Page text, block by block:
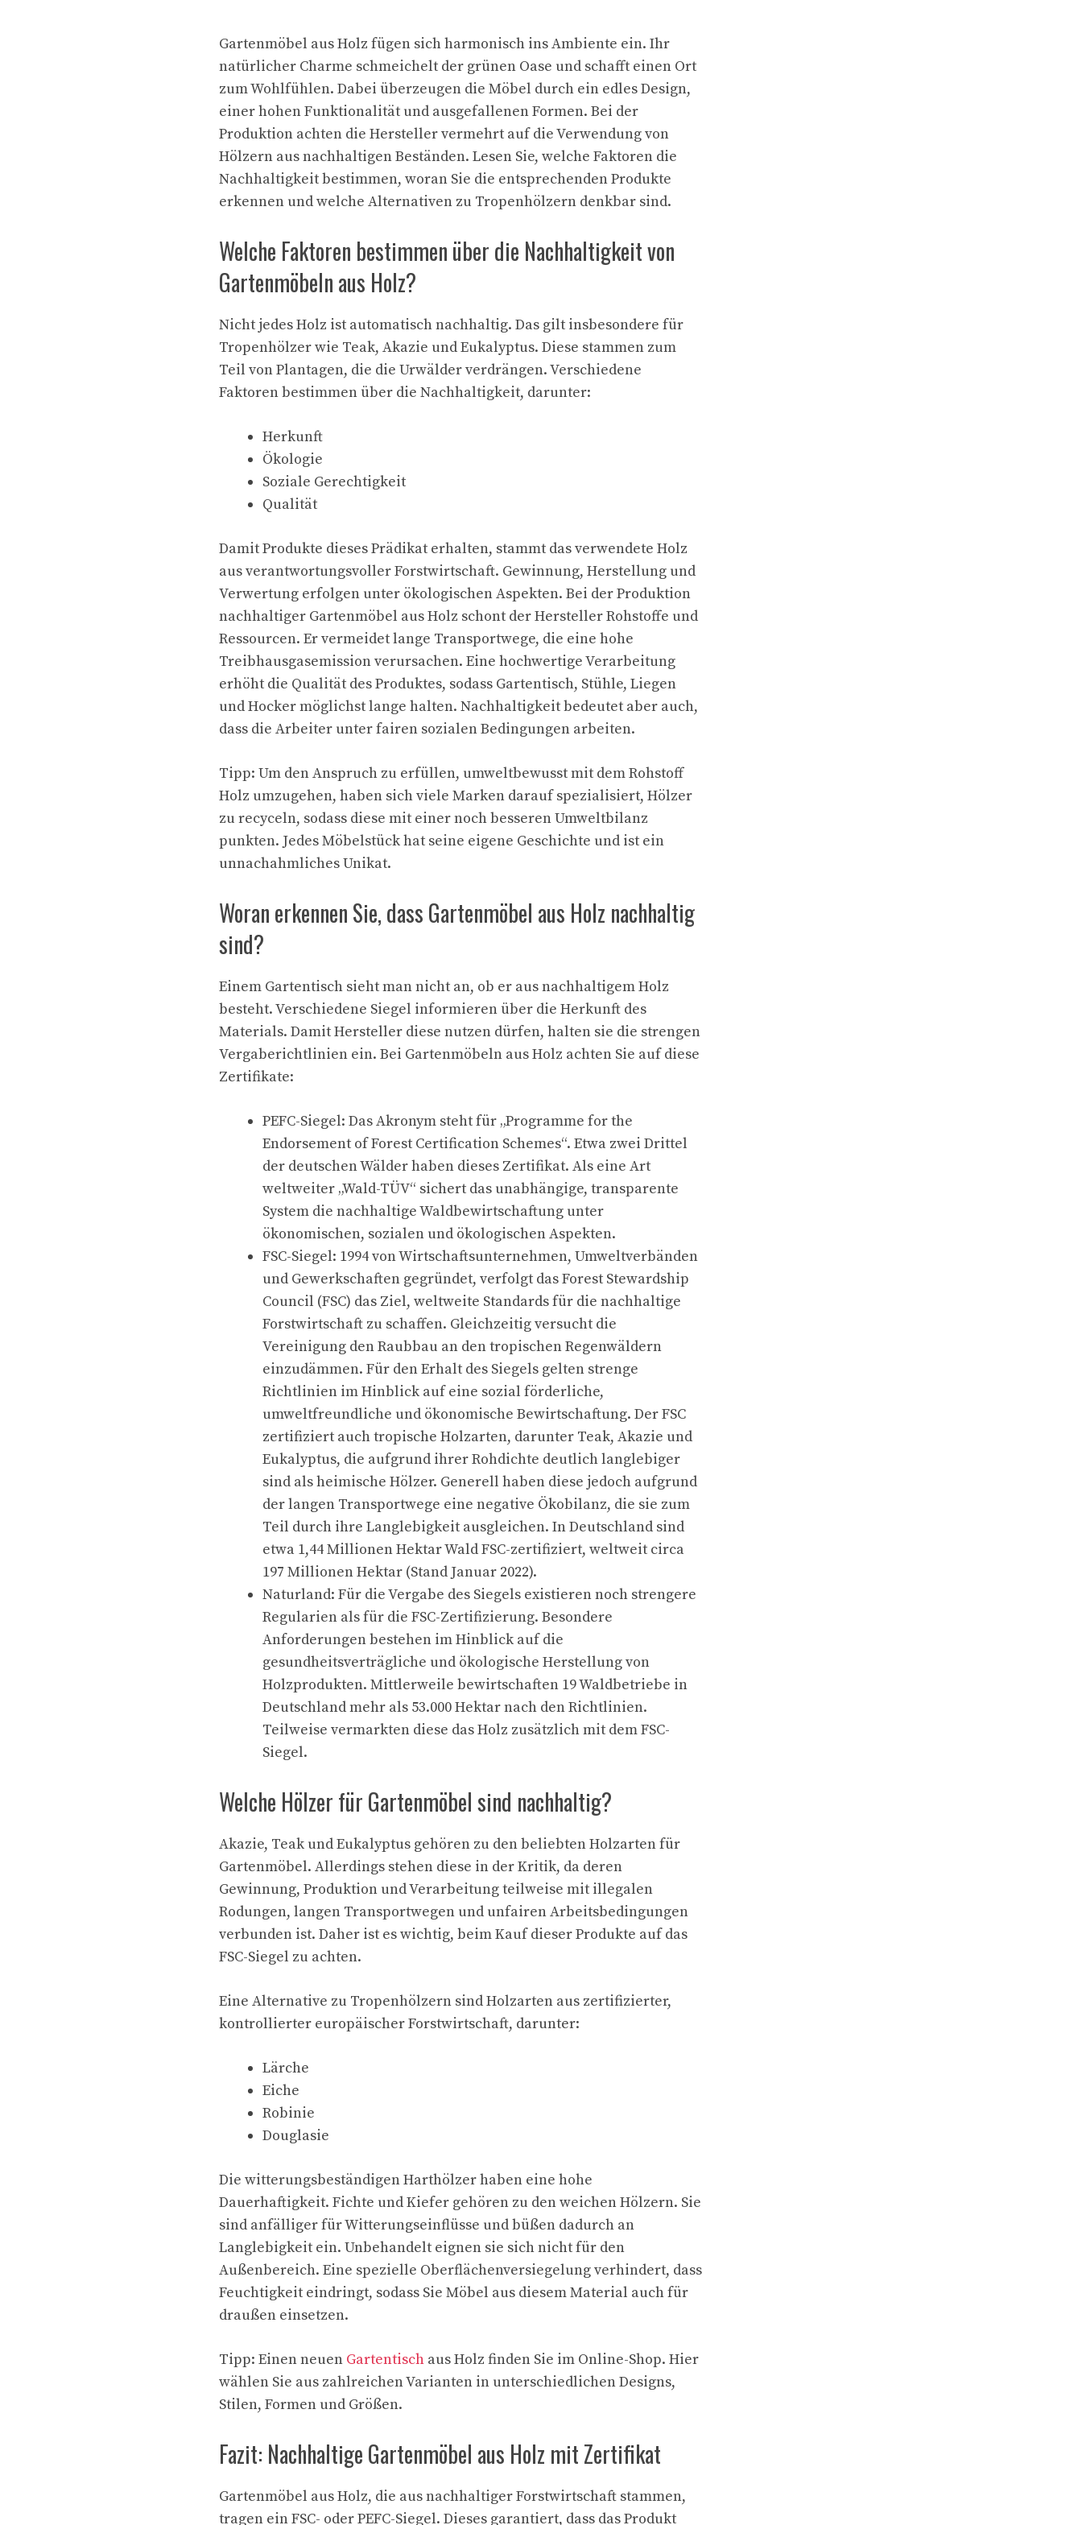
Gartenmöbel aus Holz fügen sich harmonisch ins Ambiente ein. Ihr
natürlicher Charme schmeichelt der grünen Oase und schafft einen Ort
zum Wohlfühlen. Dabei überzeugen die Möbel durch ein edles Design,
einer hohen Funktionalität und ausgefallenen Formen. Bei der
Produktion achten die Hersteller vermehrt auf die Verwendung von
Hölzern aus nachhaltigen Beständen. Lesen Sie, welche Faktoren die
Nachhaltigkeit bestimmen, woran Sie die entsprechenden Produkte
erkennen und welche Alternativen zu Tropenhölzern denkbar sind.
Welche Faktoren bestimmen über die Nachhaltigkeit von
Gartenmöbeln aus Holz?
Nicht jedes Holz ist automatisch nachhaltig. Das gilt insbesondere für
Tropenhölzer wie Teak, Akazie und Eukalyptus. Diese stammen zum
Teil von Plantagen, die die Urwälder verdrängen. Verschiedene
Faktoren bestimmen über die Nachhaltigkeit, darunter:
Herkunft
Ökologie
Soziale Gerechtigkeit
Qualität
Damit Produkte dieses Prädikat erhalten, stammt das verwendete Holz
aus verantwortungsvoller Forstwirtschaft. Gewinnung, Herstellung und
Verwertung erfolgen unter ökologischen Aspekten. Bei der Produktion
nachhaltiger Gartenmöbel aus Holz schont der Hersteller Rohstoffe und
Ressourcen. Er vermeidet lange Transportwege, die eine hohe
Treibhausgasemission verursachen. Eine hochwertige Verarbeitung
erhöht die Qualität des Produktes, sodass Gartentisch, Stühle, Liegen
und Hocker möglichst lange halten. Nachhaltigkeit bedeutet aber auch,
dass die Arbeiter unter fairen sozialen Bedingungen arbeiten.
Tipp: Um den Anspruch zu erfüllen, umweltbewusst mit dem Rohstoff
Holz umzugehen, haben sich viele Marken darauf spezialisiert, Hölzer
zu recyceln, sodass diese mit einer noch besseren Umweltbilanz
punkten. Jedes Möbelstück hat seine eigene Geschichte und ist ein
unnachahmliches Unikat.
Woran erkennen Sie, dass Gartenmöbel aus Holz nachhaltig
sind?
Einem Gartentisch sieht man nicht an, ob er aus nachhaltigem Holz
besteht. Verschiedene Siegel informieren über die Herkunft des
Materials. Damit Hersteller diese nutzen dürfen, halten sie die strengen
Vergaberichtlinien ein. Bei Gartenmöbeln aus Holz achten Sie auf diese
Zertifikate:
PEFC-Siegel: Das Akronym steht für „Programme for the
Endorsement of Forest Certification Schemes“. Etwa zwei Drittel
der deutschen Wälder haben dieses Zertifikat. Als eine Art
weltweiter „Wald-TÜV“ sichert das unabhängige, transparente
System die nachhaltige Waldbewirtschaftung unter
ökonomischen, sozialen und ökologischen Aspekten.
FSC-Siegel: 1994 von Wirtschaftsunternehmen, Umweltverbänden
und Gewerkschaften gegründet, verfolgt das Forest Stewardship
Council (FSC) das Ziel, weltweite Standards für die nachhaltige
Forstwirtschaft zu schaffen. Gleichzeitig versucht die
Vereinigung den Raubbau an den tropischen Regenwäldern
einzudämmen. Für den Erhalt des Siegels gelten strenge
Richtlinien im Hinblick auf eine sozial förderliche,
umweltfreundliche und ökonomische Bewirtschaftung. Der FSC
zertifiziert auch tropische Holzarten, darunter Teak, Akazie und
Eukalyptus, die aufgrund ihrer Rohdichte deutlich langlebiger
sind als heimische Hölzer. Generell haben diese jedoch aufgrund
der langen Transportwege eine negative Ökobilanz, die sie zum
Teil durch ihre Langlebigkeit ausgleichen. In Deutschland sind
etwa 1,44 Millionen Hektar Wald FSC-zertifiziert, weltweit circa
197 Millionen Hektar (Stand Januar 2022).
Naturland: Für die Vergabe des Siegels existieren noch strengere
Regularien als für die FSC-Zertifizierung. Besondere
Anforderungen bestehen im Hinblick auf die
gesundheitsverträgliche und ökologische Herstellung von
Holzprodukten. Mittlerweile bewirtschaften 19 Waldbetriebe in
Deutschland mehr als 53.000 Hektar nach den Richtlinien.
Teilweise vermarkten diese das Holz zusätzlich mit dem FSC-
Siegel.
Welche Hölzer für Gartenmöbel sind nachhaltig?
Akazie, Teak und Eukalyptus gehören zu den beliebten Holzarten für
Gartenmöbel. Allerdings stehen diese in der Kritik, da deren
Gewinnung, Produktion und Verarbeitung teilweise mit illegalen
Rodungen, langen Transportwegen und unfairen Arbeitsbedingungen
verbunden ist. Daher ist es wichtig, beim Kauf dieser Produkte auf das
FSC-Siegel zu achten.
Eine Alternative zu Tropenhölzern sind Holzarten aus zertifizierter,
kontrollierter europäischer Forstwirtschaft, darunter:
Lärche
Eiche
Robinie
Douglasie
Die witterungsbeständigen Harthölzer haben eine hohe
Dauerhaftigkeit. Fichte und Kiefer gehören zu den weichen Hölzern. Sie
sind anfälliger für Witterungseinflüsse und büßen dadurch an
Langlebigkeit ein. Unbehandelt eignen sie sich nicht für den
Außenbereich. Eine spezielle Oberflächenversiegelung verhindert, dass
Feuchtigkeit eindringt, sodass Sie Möbel aus diesem Material auch für
draußen einsetzen.
Tipp: Einen neuen Gartentisch aus Holz finden Sie im Online-Shop. Hier
wählen Sie aus zahlreichen Varianten in unterschiedlichen Designs,
Stilen, Formen und Größen.
Fazit: Nachhaltige Gartenmöbel aus Holz mit Zertifikat
Gartenmöbel aus Holz, die aus nachhaltiger Forstwirtschaft stammen,
tragen ein FSC- oder PEFC-Siegel. Dieses garantiert, dass das Produkt